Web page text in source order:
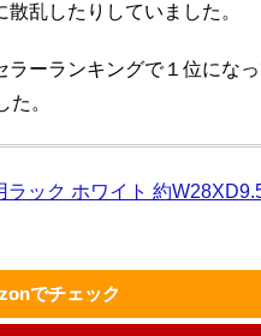
乱したりしていました。
ーランキングで１位にな
た。
ラック ホワイト 約
でチェック